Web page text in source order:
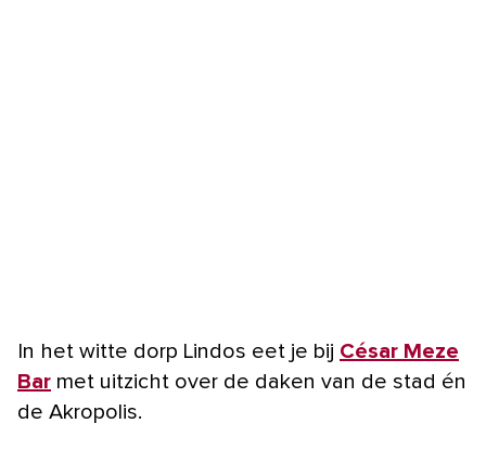
In het witte dorp Lindos eet je bij César Meze
Bar met uitzicht over de daken van de stad én
de Akropolis.